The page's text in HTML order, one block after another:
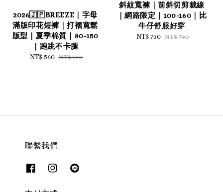
2026🇯🇵BREEZE｜字母
滿版印花短褲｜打褶寬鬆
版型｜夏季棉質｜80-150
｜跑跳不卡腿
Sale
NT$ 560 Regular
NT$ 590
斜紋寬褲｜前斜切剪裁線
｜網路限定｜100-160｜比
牛仔舒服好穿
Sale
NT$ 750 Regular
NT$ 790
聯繫我們